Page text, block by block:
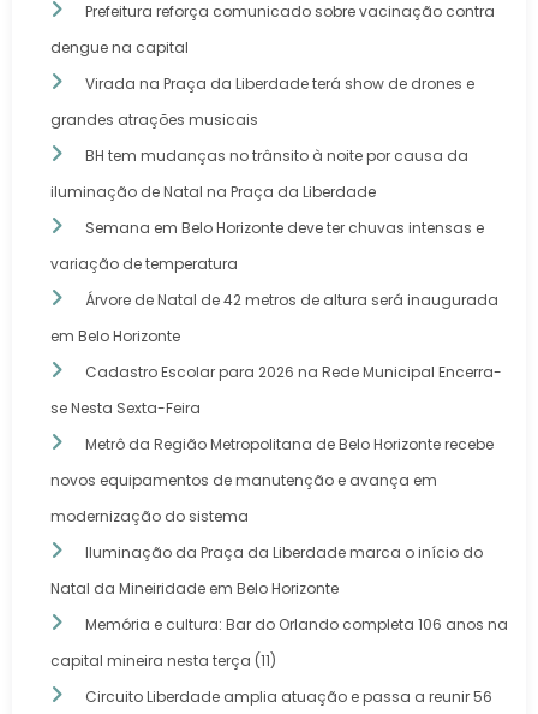
Prefeitura reforça comunicado sobre vacinação contra
dengue na capital
Virada na Praça da Liberdade terá show de drones e
grandes atrações musicais
BH tem mudanças no trânsito à noite por causa da
iluminação de Natal na Praça da Liberdade
Semana em Belo Horizonte deve ter chuvas intensas e
variação de temperatura
Árvore de Natal de 42 metros de altura será inaugurada
em Belo Horizonte
Cadastro Escolar para 2026 na Rede Municipal Encerra-
se Nesta Sexta-Feira
Metrô da Região Metropolitana de Belo Horizonte recebe
novos equipamentos de manutenção e avança em
modernização do sistema
Iluminação da Praça da Liberdade marca o início do
Natal da Mineiridade em Belo Horizonte
Memória e cultura: Bar do Orlando completa 106 anos na
capital mineira nesta terça (11)
Circuito Liberdade amplia atuação e passa a reunir 56